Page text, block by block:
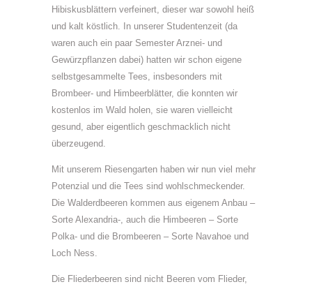
Hibiskusblättern verfeinert, dieser war sowohl heiß
und kalt köstlich. In unserer Studentenzeit (da
waren auch ein paar Semester Arznei- und
Gewürzpflanzen dabei) hatten wir schon eigene
selbstgesammelte Tees, insbesonders mit
Brombeer- und Himbeerblätter, die konnten wir
kostenlos im Wald holen, sie waren vielleicht
gesund, aber eigentlich geschmacklich nicht
überzeugend.
Mit unserem Riesengarten haben wir nun viel mehr
Potenzial und die Tees sind wohlschmeckender.
Die Walderdbeeren kommen aus eigenem Anbau –
Sorte Alexandria-, auch die Himbeeren – Sorte
Polka- und die Brombeeren – Sorte Navahoe und
Loch Ness.
Die Fliederbeeren sind nicht Beeren vom Flieder,